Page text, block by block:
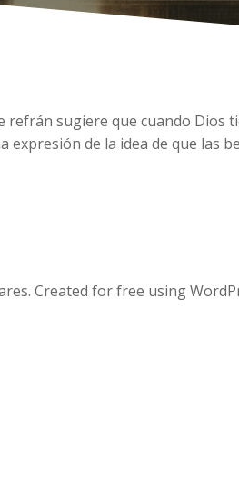
sugiere que cuando Dios
de la idea de que las
Created for free using